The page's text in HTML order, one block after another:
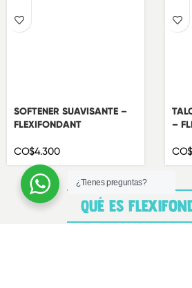
SOFTENER SUAVISANTE –
FLEXIFONDANT
CO$4.300
–
CO$
QUÉ ES
¿Tienes preguntas?